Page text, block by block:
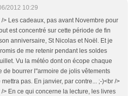
2012 10:29
/> Les cadeaux, pas avant Novembre pour
est concentré sur cette période de fin
anniversaire, St Nicolas et Noël. Et je
de me retenir pendant les soldes
Vu la météo dont on écope chaque
de bourrer l"armoire de jolis vêtements
pas. En janvier, par contre... ;-)<br />
/> En ce qui concerne la lecture, les livres